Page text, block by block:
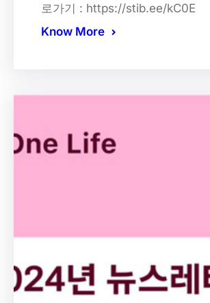
로가기 : https://stib.ee/kC0E
Know More